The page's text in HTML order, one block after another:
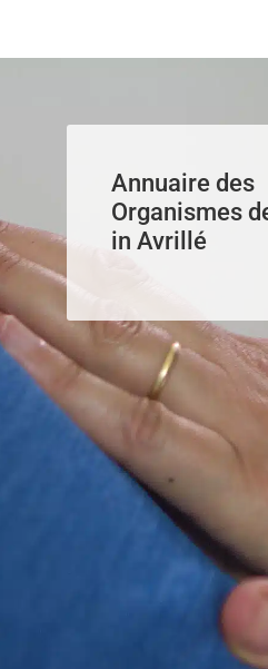
Annuaire des
Organismes
in Avrillé